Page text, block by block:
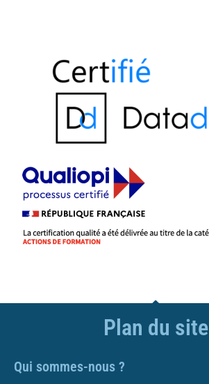
Plan du site
Qui sommes-nous ?